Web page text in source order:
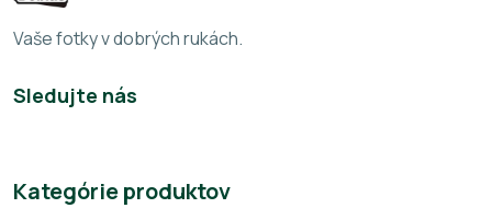
Vaše fotky v dobrých rukách.
Sledujte nás
Kategórie produktov